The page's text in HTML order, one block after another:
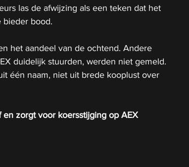
las de afwijzing als een teken dat het
bieder bood.
het aandeel van de ochtend. Andere
duidelijk stuurden, werden niet gemeld.
één naam, niet uit brede kooplust over
zorgt voor koersstijging op AEX